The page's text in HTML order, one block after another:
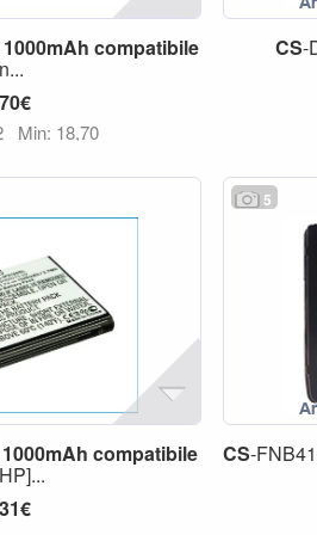
1000mAh compatibile
Min: 18,70
CS-
1000mAh compatibile
5
CS-